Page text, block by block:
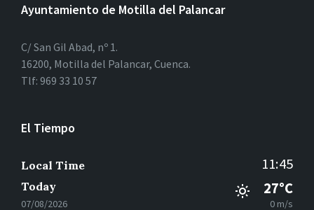
Ayuntamiento de Motilla del Palancar
C/ San Gil Abad, nº 1.
16200, Motilla del Palancar, Cuenca.
Tlf: 969 33 10 57
El Tiempo
Local Time 11:45
Today
07/08/2026
27°C
0 m/s